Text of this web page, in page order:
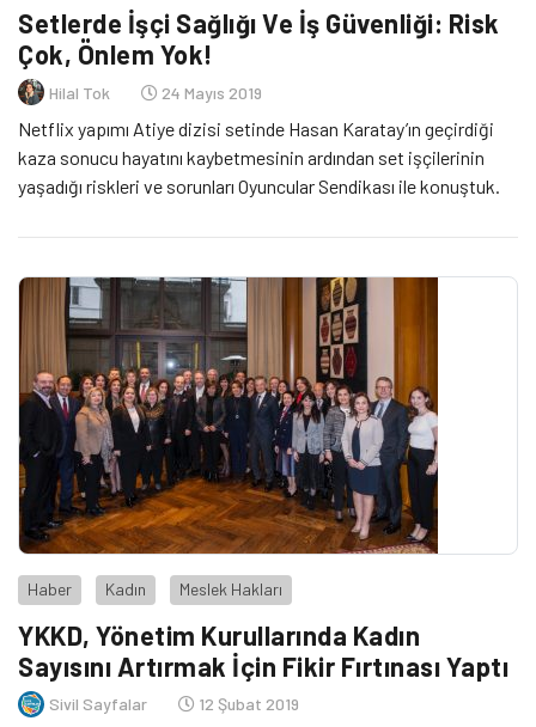
Setlerde İşçi Sağlığı Ve İş Güvenliği: Risk
Çok, Önlem Yok!
Hilal Tok 24 Mayıs 2019
Netflix yapımı Atiye dizisi setinde Hasan Karatay’ın geçirdiği
kaza sonucu hayatını kaybetmesinin ardından set işçilerinin
yaşadığı riskleri ve sorunları Oyuncular Sendikası ile konuştuk.
Haber Kadın Meslek Hakları
YKKD, Yönetim Kurullarında Kadın
Sayısını Artırmak İçin Fikir Fırtınası Yaptı
Sivil Sayfalar 12 Şubat 2019